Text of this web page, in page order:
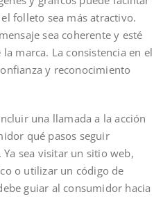
folleto sea más atractivo.
sea coherente y esté
marca. La consistencia en el
y reconocimiento
una llamada a la acción
qué pasos seguir
sea visitar un sitio web,
o utilizar un código de
guiar al consumidor hacia